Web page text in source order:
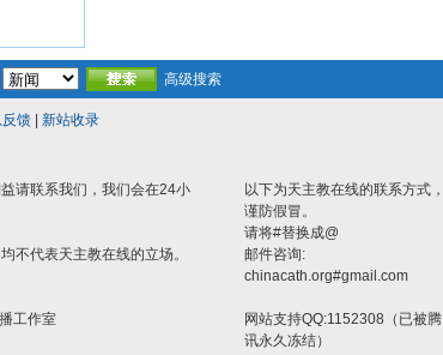
高级搜索
馈| 新站收录
请联系我们，我们会在24小
不代表天主教在线的立场。
工作室
以下为天主教在线的联系方式，
谨防假冒。
请将#替换成@
邮件咨询:
chinacath.org#gmail.com
网站支持QQ:1152308（已被腾
讯永久冻结）